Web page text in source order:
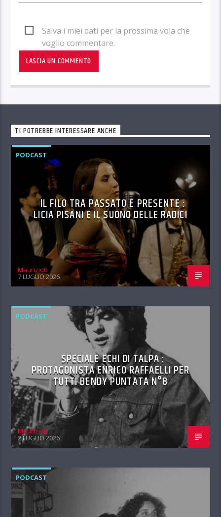
Salva i miei dati per la prossima vola che
voglio commentare.
TI POTREBBE INTERESSARE ANCHE
PODCAST
IL FILO TRA PASSATO E PRESENTE :
LICIA PISANI E IL SUONO DELLE RADICI
MaurizioB
7 LUGLIO 2026
PODCAST
SPECIALE ECHI DI TALPA :
PROTAGONISTA ENRICO RAFFAELLI PER
TUTTI BENDY PUNTATA N°8
MaurizioB
2 LUGLIO 2026
PODCAST